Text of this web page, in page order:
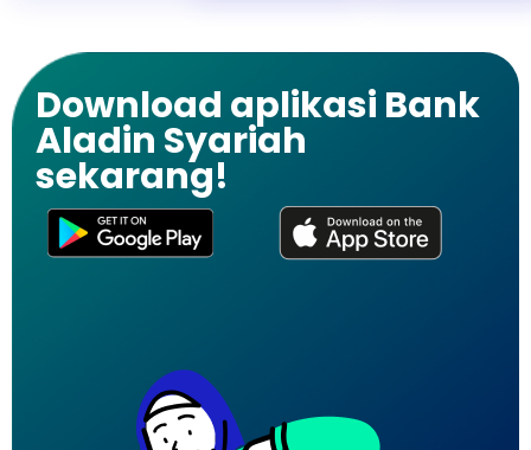
Download aplikasi Bank
Aladin Syariah
sekarang!